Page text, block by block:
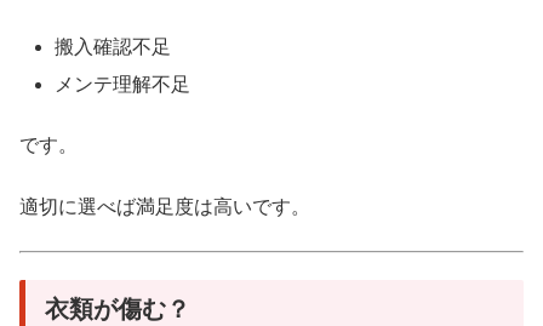
搬入確認不足
メンテ理解不足
です。
適切に選べば満足度は高いです。
衣類が傷む？